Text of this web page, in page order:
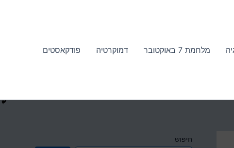
מלחמת 7 באוקטובר דמוקרטיה פודקאסטים
חיפוש